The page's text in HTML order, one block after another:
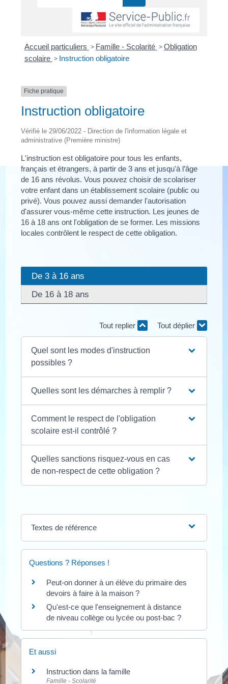
Accueil particuliers > Famille - Scolarité >Obligation
scolaire > Instruction obligatoire
Fiche pratique
Instruction obligatoire
Vérifié le 29/06/2022 - Direction de l'information légale et
administrative (Première ministre)
L'instruction est obligatoire pour tous les enfants,
français et étrangers, à partir de 3 ans et jusqu'à l’âge
de 16 ans révolus. Vous pouvez choisir de scolariser
votre enfant dans un établissement scolaire (public ou
privé). Vous pouvez aussi demander l'autorisation
d'assurer vous-même cette instruction. Les jeunes de
16 à 18 ans ont l'obligation de se former. Les missions
locales contrôlent le respect de cette obligation.
De 3 à 16 ans
De 16 à 18 ans
Tout replier Tout déplier
Quel sont les modes d'instruction
possibles ?
Quelles sont les démarches à remplir ?
Comment le respect de l'obligation
scolaire est-il contrôlé ?
Quelles sanctions risquez-vous en cas
de non-respect de cette obligation ?
Textes de référence
Questions ? Réponses !
Peut-on donner à un élève du primaire des
devoirs à faire à la maison ?
Qu'est-ce que l'enseignement à distance
de niveau collège ou lycée ou post-bac ?
Et aussi
Instruction dans la famille
Famille - Scolarité